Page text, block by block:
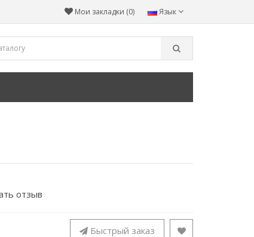
Язык
Мои закладки (0)
отзыв
Быстрый заказ